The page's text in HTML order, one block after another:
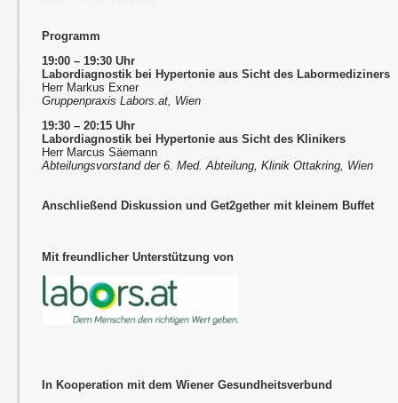
Programm
19:00 – 19:30 Uhr
Labordiagnostik bei Hypertonie aus Sicht des Labormediziners
Herr Markus Exner
Gruppenpraxis Labors.at, Wien
19:30 – 20:15 Uhr
Labordiagnostik bei Hypertonie aus Sicht des Klinikers
Herr Marcus Säemann
Abteilungsvorstand der 6. Med. Abteilung, Klinik Ottakring, Wien
Anschließend Diskussion und Get2gether mit kleinem Buffet
Mit freundlicher Unterstützung von
In Kooperation mit dem Wiener Gesundheitsverbund